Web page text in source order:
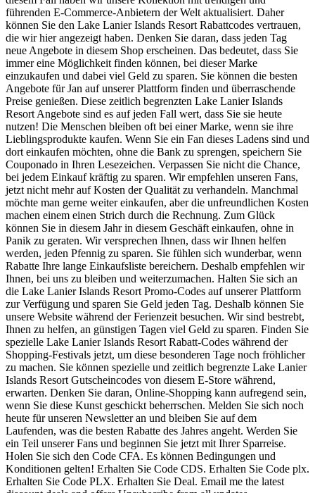
führenden E-Commerce-Anbietern der Welt aktualisiert. Daher
können Sie den Lake Lanier Islands Resort Rabattcodes vertrauen,
die wir hier angezeigt haben. Denken Sie daran, dass jeden Tag
neue Angebote in diesem Shop erscheinen. Das bedeutet, dass Sie
immer eine Möglichkeit finden können, bei dieser Marke
einzukaufen und dabei viel Geld zu sparen. Sie können die besten
Angebote für Jan auf unserer Plattform finden und überraschende
Preise genießen. Diese zeitlich begrenzten Lake Lanier Islands
Resort Angebote sind es auf jeden Fall wert, dass Sie sie heute
nutzen! Die Menschen bleiben oft bei einer Marke, wenn sie ihre
Lieblingsprodukte kaufen. Wenn Sie ein Fan dieses Ladens sind und
dort einkaufen möchten, ohne die Bank zu sprengen, speichern Sie
Couponado in Ihren Lesezeichen. Verpassen Sie nicht die Chance,
bei jedem Einkauf kräftig zu sparen. Wir empfehlen unseren Fans,
jetzt nicht mehr auf Kosten der Qualität zu verhandeln. Manchmal
möchte man gerne weiter einkaufen, aber die unfreundlichen Kosten
machen einem einen Strich durch die Rechnung. Zum Glück
können Sie in diesem Jahr in diesem Geschäft einkaufen, ohne in
Panik zu geraten. Wir versprechen Ihnen, dass wir Ihnen helfen
werden, jeden Pfennig zu sparen. Sie fühlen sich wunderbar, wenn
Rabatte Ihre lange Einkaufsliste bereichern. Deshalb empfehlen wir
Ihnen, bei uns zu bleiben und weiterzumachen. Halten Sie sich an
die Lake Lanier Islands Resort Promo-Codes auf unserer Plattform
zur Verfügung und sparen Sie Geld jeden Tag. Deshalb können Sie
unsere Website während der Ferienzeit besuchen. Wir sind bestrebt,
Ihnen zu helfen, an günstigen Tagen viel Geld zu sparen. Finden Sie
spezielle Lake Lanier Islands Resort Rabatt-Codes während der
Shopping-Festivals jetzt, um diese besonderen Tage noch fröhlicher
zu machen. Sie können spezielle und zeitlich begrenzte Lake Lanier
Islands Resort Gutscheincodes von diesem E-Store während,
erwarten. Denken Sie daran, Online-Shopping kann aufregend sein,
wenn Sie diese Kunst geschickt beherrschen. Melden Sie sich noch
heute für unseren Newsletter an und bleiben Sie auf dem
Laufenden, was die besten Rabatte des Jahres angeht. Werden Sie
ein Teil unserer Fans und beginnen Sie jetzt mit Ihrer Sparreise.
Holen Sie sich den Code CFA. Es können Bedingungen und
Konditionen gelten! Erhalten Sie Code CDS. Erhalten Sie Code plx.
Erhalten Sie Code PLX. Erhalten Sie Deal. Email me the latest